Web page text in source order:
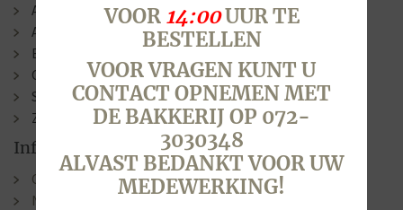
Alkmaar (Laat )
Alkmaar (N.G. Piersonstraat)
Bergen
Oudorp
Sint Pancras
Zuid-Scharwoude
Informatie
Contact & Openingstijden
Nieuws
VOOR 14:00UUR TE
BESTELLEN
VOOR VRAGEN KUNT U
CONTACT OPNEMEN MET
DE BAKKERIJ OP 072-
3030348
ALVAST BEDANKT VOOR UW
MEDEWERKING!